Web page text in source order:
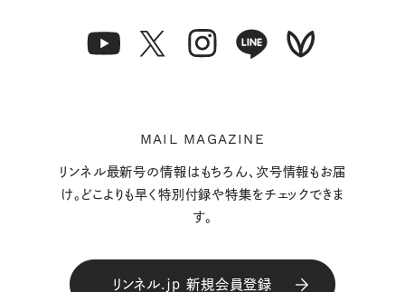
MAIL MAGAZINE
リンネル最新号の情報はもちろん、次号情報もお届
け。どこよりも早く特別付録や特集をチェックできま
す。
リンネル.jp 新規会員登録